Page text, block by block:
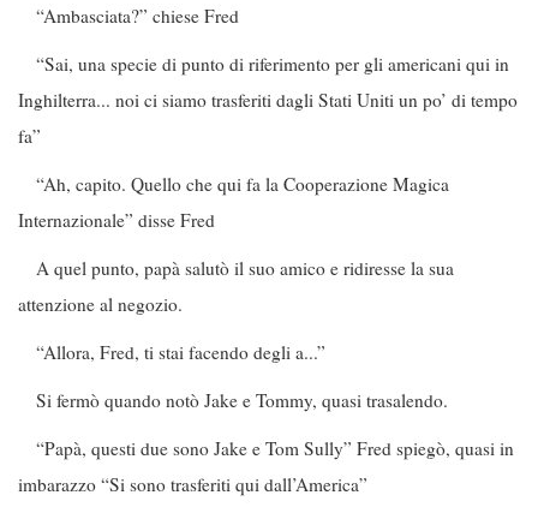
“Ambasciata?” chiese Fred
“Sai, una specie di punto di riferimento per gli americani qui in
Inghilterra... noi ci siamo trasferiti dagli Stati Uniti un po’ di tempo
fa”
“Ah, capito. Quello che qui fa la Cooperazione Magica
Internazionale” disse Fred
A quel punto, papà salutò il suo amico e ridiresse la sua
attenzione al negozio.
“Allora, Fred, ti stai facendo degli a...”
Si fermò quando notò Jake e Tommy, quasi trasalendo.
“Papà, questi due sono Jake e Tom Sully” Fred spiegò, quasi in
imbarazzo “Si sono trasferiti qui dall’America”